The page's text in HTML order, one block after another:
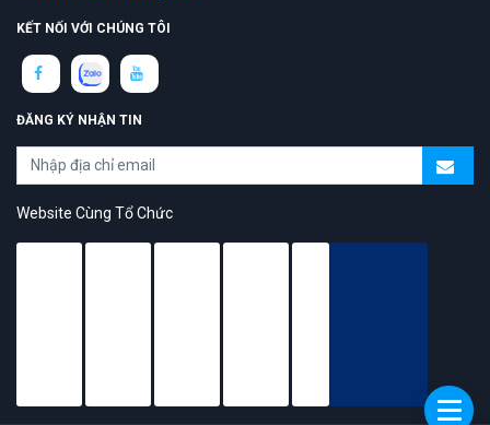
KẾT NỐI VỚI CHÚNG TÔI
ĐĂNG KÝ NHẬN TIN
Website Cùng Tổ Chức